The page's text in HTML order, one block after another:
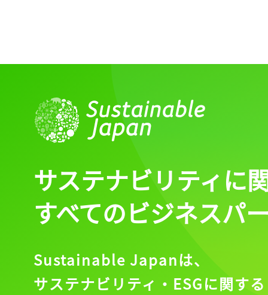
サステナビリティに
すべてのビジネスパ
Sustainable Japanは、
サステナビリティ・ESGに関する